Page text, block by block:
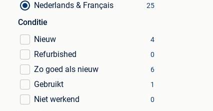
Nederlands & Français 25
Conditie
Nieuw
4
Refurbished 0
Zo goed als nieuw 6
Gebruikt 1
Niet werkend 0